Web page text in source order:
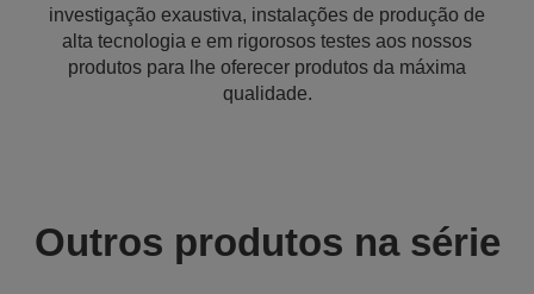
investigação exaustiva, instalações de produção de
alta tecnologia e em rigorosos testes aos nossos
produtos para lhe oferecer produtos da máxima
qualidade.
Outros produtos na série